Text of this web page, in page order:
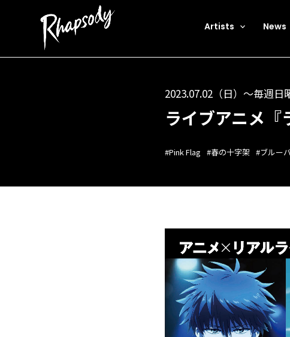
Artists News
2023.07.02（日）〜毎週日
ライブアニメ『
#Pink Flag #春の十字架 #ブルー